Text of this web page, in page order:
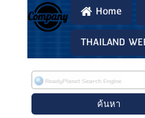
Home
THAILAND